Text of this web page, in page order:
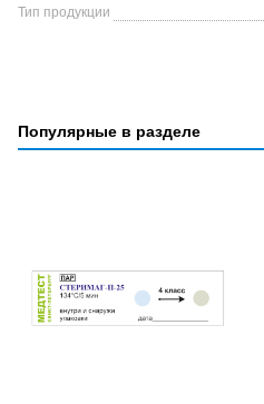
Тип продукции
Популярные в разделе